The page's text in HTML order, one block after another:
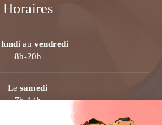
Horaires
lundiau vendredi
8h-20h
Le samedi
7h-14h